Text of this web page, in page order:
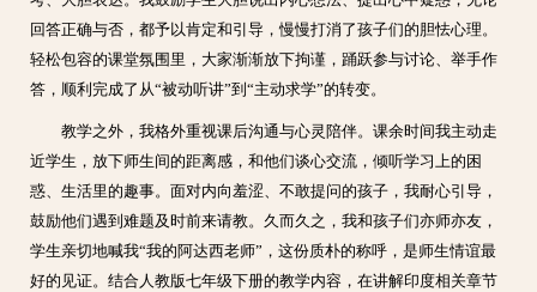
回答正确与否，都予以肯定和引导，慢慢打消了孩子们的胆怯心理。
轻松包容的课堂氛围里，大家渐渐放下拘谨，踊跃参与讨论、举手作
答，顺利完成了从“被动听讲”到“主动求学”的转变。
教学之外，我格外重视课后沟通与心灵陪伴。课余时间我主动走
近学生，放下师生间的距离感，和他们谈心交流，倾听学习上的困
惑、生活里的趣事。面对内向羞涩、不敢提问的孩子，我耐心引导，
鼓励他们遇到难题及时前来请教。久而久之，我和孩子们亦师亦友，
学生亲切地喊我“我的阿达西老师”，这份质朴的称呼，是师生情谊最
好的见证。结合人教版七年级下册的教学内容，在讲解印度相关章节